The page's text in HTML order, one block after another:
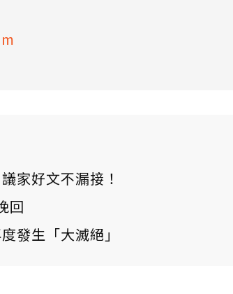
家好文不漏接！
回
發生「大滅絕」